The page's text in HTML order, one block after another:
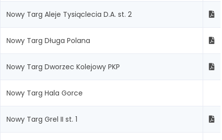
Nowy Targ Aleje Tysiąclecia D.A. st. 2
Nowy Targ Długa Polana
Nowy Targ Dworzec Kolejowy PKP
Nowy Targ Hala Gorce
Nowy Targ Grel II st. 1